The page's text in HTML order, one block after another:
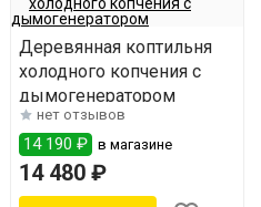
Деревянная коптильня
холодного копчения с
дымогенератором
нет отзывов
14 190 ₽ в магазине
14 480 ₽